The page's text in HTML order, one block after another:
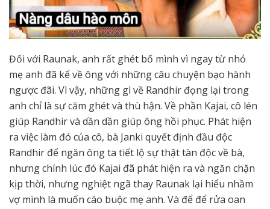
Đối với Raunak, anh rất ghét bố mình vì ngay từ nhỏ
mẹ anh đã kể về ông với những câu chuyện bạo hành
ngược đãi. Vì vậy, những gì về Randhir đọng lại trong
anh chỉ là sự căm ghét và thù hận. Về phần Kajai, cô lén
giúp Randhir và dần dần giúp ông hồi phục. Phát hiện
ra việc làm đó của cô, bà Janki quyết định đầu độc
Randhir để ngăn ông ta tiết lộ sự thật tàn độc về bà,
nhưng chính lúc đó Kajai đã phát hiện ra và ngăn chặn
kịp thời, nhưng nghiệt ngã thay Raunak lại hiểu nhầm
vợ mình là muốn cáo buộc mẹ anh. Và để để rửa oan